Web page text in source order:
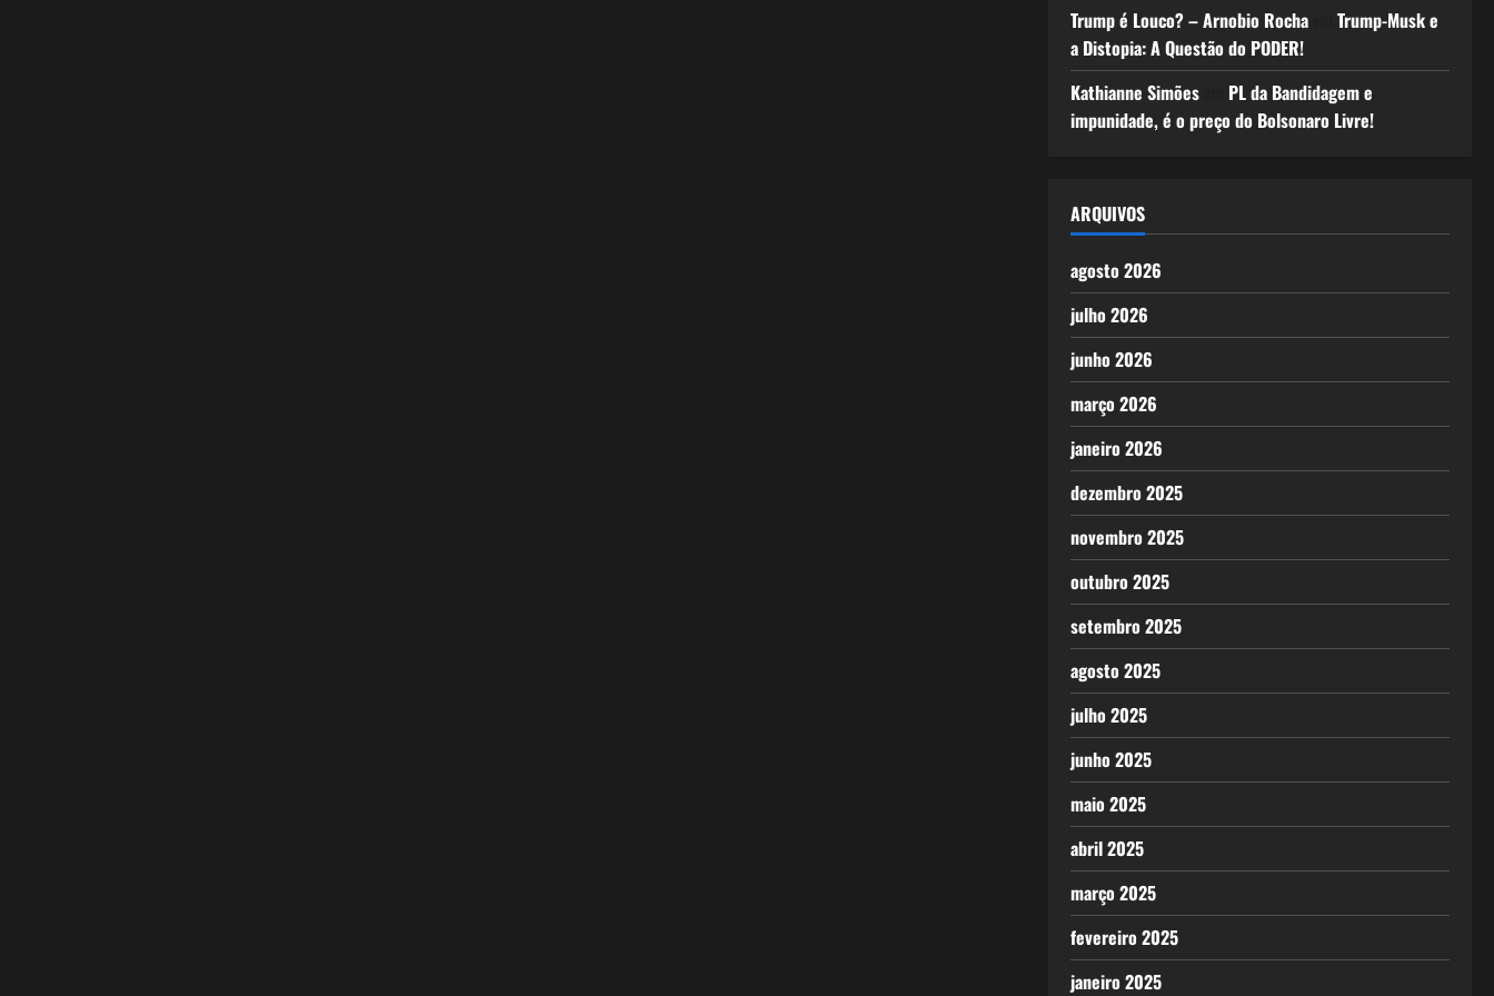
Trump é Louco? – Arnobio Rochaem Trump-Musk e
a Distopia: A Questão do PODER!
Kathianne Simõesem PL da Bandidagem e
impunidade, é o preço do Bolsonaro Livre!
ARQUIVOS
agosto 2026
julho 2026
junho 2026
março 2026
janeiro 2026
dezembro 2025
novembro 2025
outubro 2025
setembro 2025
agosto 2025
julho 2025
junho 2025
maio 2025
abril 2025
março 2025
fevereiro 2025
janeiro 2025